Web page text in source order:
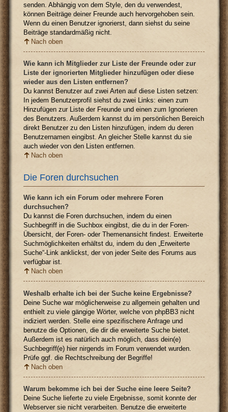
senden. Abhängig von dem Style, den du verwendest,
können Beiträge deiner Freunde auch hervorgehoben sein.
Wenn du einen Benutzer ignorierst, dann siehst du seine
Beiträge standardmäßig nicht.
Nach oben
Wie kann ich Mitglieder zur Liste der Freunde oder zur
Liste der ignorierten Mitglieder hinzufügen oder diese
wieder aus den Listen entfernen?
Du kannst Benutzer auf zwei Arten auf diese Listen setzen:
In jedem Benutzerprofil siehst du zwei Links: einen zum
Hinzufügen zur Liste der Freunde und einen zum Ignorieren
des Benutzers. Außerdem kannst du im persönlichen Bereich
direkt Benutzer zu den Listen hinzufügen, indem du deren
Benutzernamen eingibst. An gleicher Stelle kannst du sie
auch wieder von den Listen entfernen.
Nach oben
Die Foren durchsuchen
Wie kann ich ein Forum oder mehrere Foren
durchsuchen?
Du kannst die Foren durchsuchen, indem du einen
Suchbegriff in die Suchbox eingibst, die du in der Foren-
Übersicht, der Foren- oder Themenansicht findest. Erweiterte
Suchmöglichkeiten erhältst du, indem du den „Erweiterte
Suche“-Link anklickst, der von jeder Seite des Forums aus
verfügbar ist.
Nach oben
Weshalb erhalte ich bei der Suche keine Ergebnisse?
Deine Suche war möglicherweise zu allgemein gehalten und
enthielt zu viele gängige Wörter, welche von phpBB3 nicht
indiziert werden. Stelle eine spezifischere Anfrage und
benutze die Optionen, die dir die erweiterte Suche bietet.
Außerdem ist es natürlich auch möglich, dass dein(e)
Suchbegriff(e) hier nirgends im Forum verwendet wurden.
Prüfe ggf. die Rechtschreibung der Begriffe!
Nach oben
Warum bekomme ich bei der Suche eine leere Seite?
Deine Suche lieferte zu viele Ergebnisse, somit konnte der
Webserver sie nicht verarbeiten. Benutze die erweiterte